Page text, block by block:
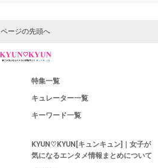
ページの先頭へ
特集一覧
キュレーター一覧
キーワード一覧
KYUN♡KYUN[キュンキュン]｜女子が
気になるエンタメ情報まとめについて